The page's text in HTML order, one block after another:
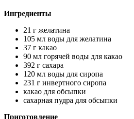
Ингредиенты
21 г желатина
105 мл воды для желатина
37 г какао
90 мл горячей воды для какао
392 г сахара
120 мл воды для сиропа
231 г инвертного сиропа
какао для обсыпки
сахарная пудра для обсыпки
Приготовление